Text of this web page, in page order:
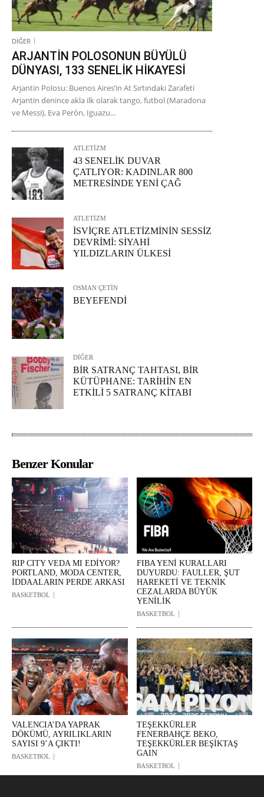
DİĞER
ARJANTİN POLOSONUN BÜYÜLÜ
DÜNYASI, 133 SENELİK HİKAYESİ
Arjantin Polosu: Buenos Aires’in At Sırtındaki Zarafeti
Arjantin denince akla ilk olarak tango, futbol (Maradona
ve Messi), Eva Perón, Iguazu...
ATLETİZM
43 SENELİK DUVAR
ÇATLIYOR: KADINLAR 800
METRESİNDE YENİ ÇAĞ
ATLETİZM
İSVİÇRE ATLETİZMİNİN SESSİZ
DEVRİMİ: SİYAHİ
YILDIZLARIN ÜLKESİ
OSMAN ÇETİN
BEYEFENDİ
DİĞER
BİR SATRANÇ TAHTASI, BİR
KÜTÜPHANE: TARİHİN EN
ETKİLİ 5 SATRANÇ KİTABI
Benzer Konular
RIP CITY VEDA MI EDİYOR?
PORTLAND, MODA CENTER,
İDDAALARIN PERDE ARKASI
BASKETBOL
FIBA YENİ KURALLARI
DUYURDU: FAULLER, ŞUT
HAREKETİ VE TEKNİK
CEZALARDA BÜYÜK
YENİLİK
BASKETBOL
VALENCIA’DA YAPRAK
DÖKÜMÜ, AYRILIKLARIN
SAYISI 9’A ÇIKTI!
BASKETBOL
TEŞEKKÜRLER
FENERBAHÇE BEKO,
TEŞEKKÜRLER BEŞİKTAŞ
GAIN
BASKETBOL